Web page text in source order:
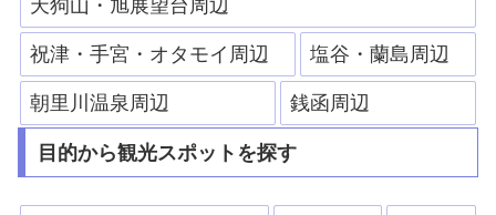
天狗山・旭展望台周辺
祝津・手宮・オタモイ周辺 塩谷・蘭島周辺
朝里川温泉周辺 銭函周辺
目的から観光スポットを探す